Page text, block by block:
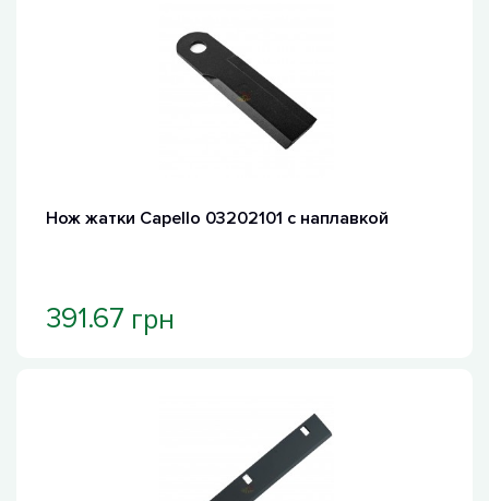
Нож жатки Capello 03202101 с наплавкой
391.67 грн